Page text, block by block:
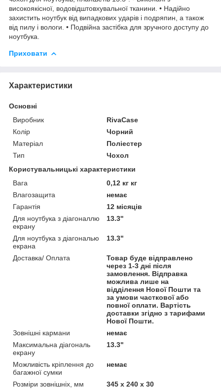
високоякісної, водовідштовхувальної тканини. • Надійно
захистить ноутбук від випадкових ударів і подряпин, а також
від пилу і вологи. • Подвійна застібка для зручного доступу до
ноутбука.
Приховати
Характеристики
Основні
Виробник
RivaCase
Колір
Чорний
Матеріал
Поліестер
Тип
Чохол
Користувальницькі характеристики
Вага
0,12 кг кг
Влагозащита
немає
Гарантія
12 місяців
Для ноутбука з діагоналлю
екрану
13.3''
Для ноутбука з діагональю
екрана
13.3"
Доставка/ Оплата
Товар буде відправлено
через 1-3 дні після
замовлення. Відправка
можлива лише на
відділення Нової Пошти та
за умови часткової або
повної оплати. Вартість
доставки згідно з тарифами
Нової Пошти.
Зовнішні кармани
немає
Максимальна діагональ
екрану
13.3"
Можливість кріплення до
багажної сумки
немає
Розміри зовнішніх, мм 345 х 240 х 30